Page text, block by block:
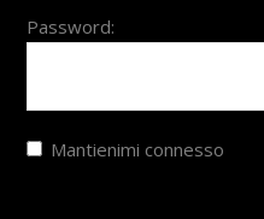
Password:
Mantienimi connesso